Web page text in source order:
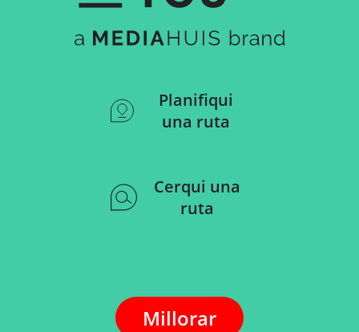
Planifiqui
una ruta
Cerqui una
ruta
Millorar